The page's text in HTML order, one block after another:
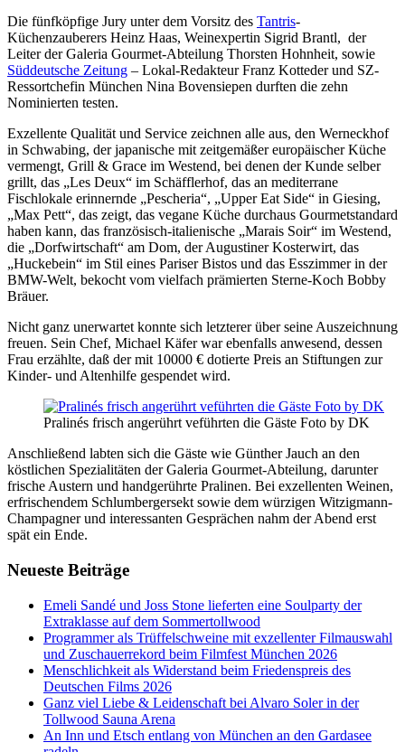
Die fünfköpfige Jury unter dem Vorsitz des Tantris-
Küchenzauberers Heinz Haas, Weinexpertin Sigrid Brantl, der
Leiter der Galeria Gourmet-Abteilung Thorsten Hohnheit, sowie
Süddeutsche Zeitung – Lokal-Redakteur Franz Kotteder und SZ-
Ressortchefin München Nina Bovensiepen durften die zehn
Nominierten testen.
Exzellente Qualität und Service zeichnen alle aus, den Werneckhof
in Schwabing, der japanische mit zeitgemäßer europäischer Küche
vermengt, Grill & Grace im Westend, bei denen der Kunde selber
grillt, das „Les Deux“ im Schäfflerhof, das an mediterrane
Fischlokale erinnernde „Pescheria“, „Upper Eat Side“ in Giesing,
„Max Pett“, das zeigt, das vegane Küche durchaus Gourmetstandard
haben kann, das französisch-italienische „Marais Soir“ im Westend,
die „Dorfwirtschaft“ am Dom, der Augustiner Kosterwirt, das
„Huckebein“ im Stil eines Pariser Bistos und das Esszimmer in der
BMW-Welt, bekocht vom vielfach prämierten Sterne-Koch Bobby
Bräuer.
Nicht ganz unerwartet konnte sich letzterer über seine Auszeichnung
freuen. Sein Chef, Michael Käfer war ebenfalls anwesend, dessen
Frau erzählte, daß der mit 10000 € dotierte Preis an Stiftungen zur
Kinder- und Altenhilfe gespendet wird.
Pralinés frisch angerührt veführten die Gäste Foto by DK
Anschließend labten sich die Gäste wie Günther Jauch an den
köstlichen Spezialitäten der Galeria Gourmet-Abteilung, darunter
frische Austern und handgerührte Pralinen. Bei exzellenten Weinen,
erfrischendem Schlumbergersekt sowie dem würzigen Witzigmann-
Champagner und interessanten Gesprächen nahm der Abend erst
spät ein Ende.
Neueste Beiträge
Emeli Sandé und Joss Stone lieferten eine Soulparty der
Extraklasse auf dem Sommertollwood
Programmer als Trüffelschweine mit exzellenter Filmauswahl
und Zuschauerrekord beim Filmfest München 2026
Menschlichkeit als Widerstand beim Friedenspreis des
Deutschen Films 2026
Ganz viel Liebe & Leidenschaft bei Alvaro Soler in der
Tollwood Sauna Arena
An Inn und Etsch entlang von München an den Gardasee